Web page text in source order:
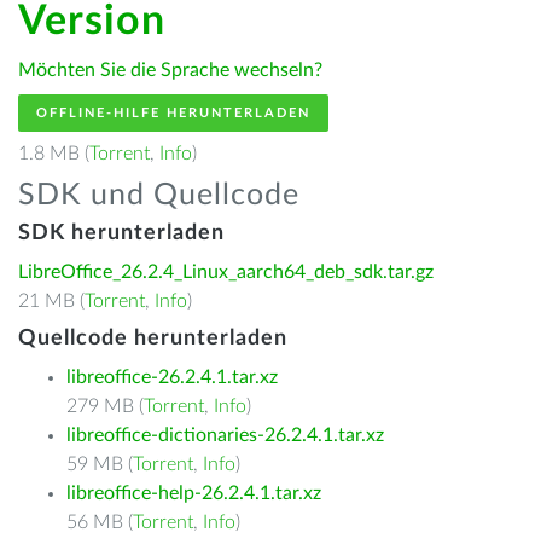
Version
Möchten Sie die Sprache wechseln?
OFFLINE-HILFE HERUNTERLADEN
1.8 MB (Torrent, Info)
SDK und Quellcode
SDK herunterladen
LibreOffice_26.2.4_Linux_aarch64_deb_sdk.tar.gz
21 MB (Torrent, Info)
Quellcode herunterladen
libreoffice-26.2.4.1.tar.xz
279 MB (Torrent, Info)
libreoffice-dictionaries-26.2.4.1.tar.xz
59 MB (Torrent, Info)
libreoffice-help-26.2.4.1.tar.xz
56 MB (Torrent, Info)